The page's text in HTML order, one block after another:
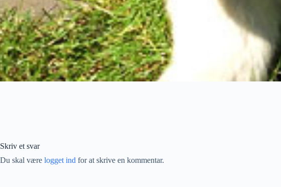
Skriv et svar
Du skal være logget ind for at skrive en kommentar.